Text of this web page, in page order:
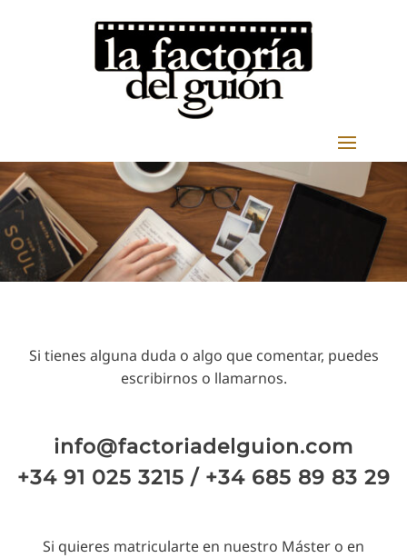
Si tienes alguna duda o algo que comentar, puedes
escribirnos o llamarnos.
info@factoriadelguion.com
+34 91 025 3215 / +34 685 89 83 29
Si quieres matricularte en nuestro Máster o en